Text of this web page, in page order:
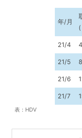
年/月
21/4
21/5
21/6
21/7
表：HDV